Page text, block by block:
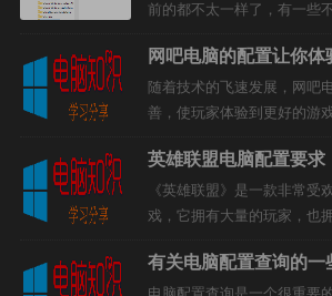
前的都不太一样了，有一些
决？”还有一个问题就是今天
后桌面...
网吧电脑的配置让你体
吧电脑的配置）
随着技术的飞速发展，网吧
善，使玩家体验到更好的游
脑的核心部件，是整个电脑
整台电脑的性能配置。现在
英雄联盟电脑配置要求
验）
《英雄联盟》是一款非常受
戏，它拥有大量的玩家，也
雄联盟》电脑配置要求：操
盟》支持Windows 1...
有关电脑配置查询的一
查询有哪些要点）